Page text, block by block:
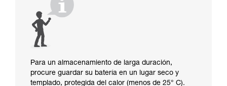
Para un almacenamiento de larga duración,
procure guardar su batería en un lugar seco y
templado, protegida del calor (menos de 25° C).